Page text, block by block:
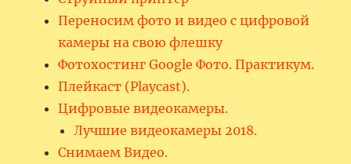
Переносим фото и видео с цифровой
камеры на свою флешку
Фотохостинг Google Фото. Практикум.
Плейкаст (Playcast).
Цифровые видеокамеры.
Лучшие видеокамеры 2018.
Снимаем Видео.